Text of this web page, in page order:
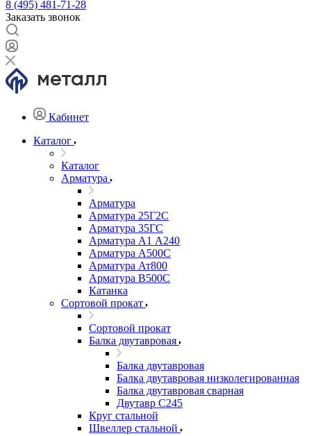
8 (495) 481-71-28
Заказать звонок
Кабинет
Каталог
Каталог
Арматура
Арматура
Арматура 25Г2С
Арматура 35ГС
Арматура А1 А240
Арматура А500С
Арматура Ат800
Арматура В500С
Катанка
Сортовой прокат
Сортовой прокат
Балка двутавровая
Балка двутавровая
Балка двутавровая низколегированная
Балка двутавровая сварная
Двутавр С245
Круг стальной
Швеллер стальной